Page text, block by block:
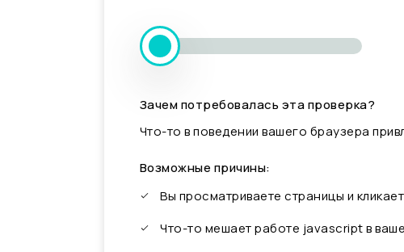
Зачем потребовалась эта проверка?
Что-то в поведении вашего браузера
Возможные причины:
Вы просматриваете страницы и
Что-то мешает работе javascript в